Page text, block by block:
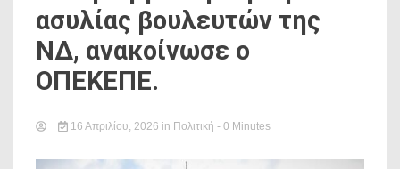
ασυλίας βουλευτών της
ΝΔ, ανακοίνωσε ο
ΟΠΕΚΕΠΕ.
16 Απριλίου, 2026 in Πολιτική - 0 Minutes